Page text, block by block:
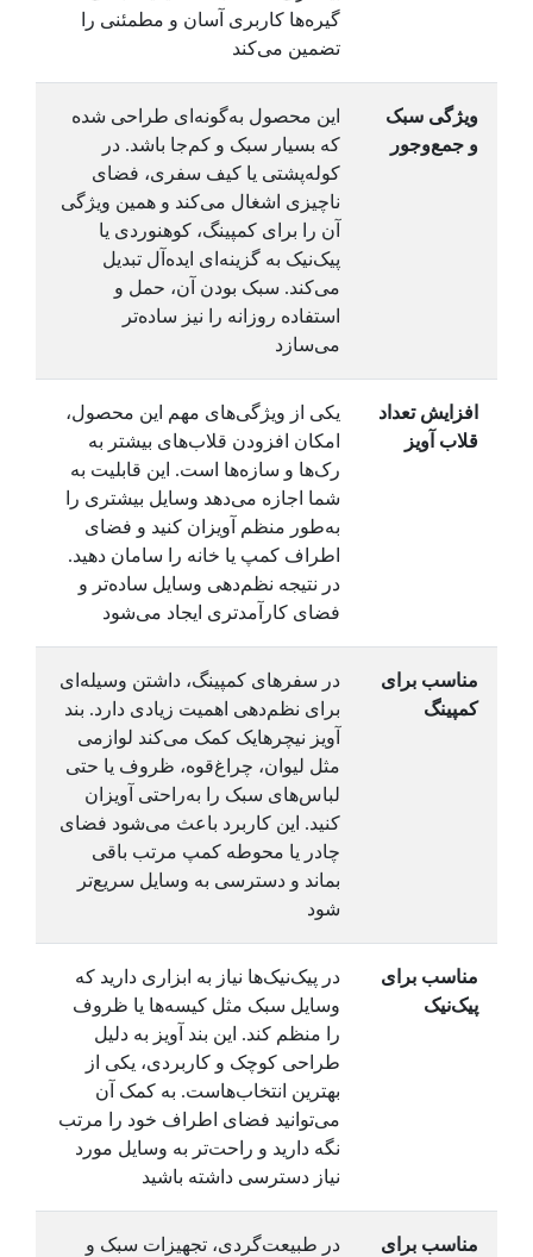
گیره‌ها کاربری آسان و مطمئنی را
تضمین می‌کند
ویژگی سبک
و جمع‌وجور
این محصول به‌گونه‌ای طراحی شده
که بسیار سبک و کم‌جا باشد. در
کوله‌پشتی یا کیف سفری، فضای
ناچیزی اشغال می‌کند و همین ویژگی
آن را برای کمپینگ، کوهنوردی یا
پیک‌نیک به گزینه‌ای ایده‌آل تبدیل
می‌کند. سبک بودن آن، حمل و
استفاده روزانه را نیز ساده‌تر
می‌سازد
افزایش تعداد
قلاب آویز
یکی از ویژگی‌های مهم این محصول،
امکان افزودن قلاب‌های بیشتر به
رک‌ها و سازه‌ها است. این قابلیت به
شما اجازه می‌دهد وسایل بیشتری را
به‌طور منظم آویزان کنید و فضای
اطراف کمپ یا خانه را سامان دهید.
در نتیجه نظم‌دهی وسایل ساده‌تر و
فضای کارآمدتری ایجاد می‌شود
مناسب برای
کمپینگ
در سفرهای کمپینگ، داشتن وسیله‌ای
برای نظم‌دهی اهمیت زیادی دارد. بند
آویز نیچرهایک کمک می‌کند لوازمی
مثل لیوان، چراغ‌قوه، ظروف یا حتی
لباس‌های سبک را به‌راحتی آویزان
کنید. این کاربرد باعث می‌شود فضای
چادر یا محوطه کمپ مرتب باقی
بماند و دسترسی به وسایل سریع‌تر
شود
مناسب برای
پیک‌نیک
در پیک‌نیک‌ها نیاز به ابزاری دارید که
وسایل سبک مثل کیسه‌ها یا ظروف
را منظم کند. این بند آویز به دلیل
طراحی کوچک و کاربردی، یکی از
بهترین انتخاب‌هاست. به کمک آن
می‌توانید فضای اطراف خود را مرتب
نگه دارید و راحت‌تر به وسایل مورد
نیاز دسترسی داشته باشید
مناسب برای
در طبیعت‌گردی، تجهیزات سبک و